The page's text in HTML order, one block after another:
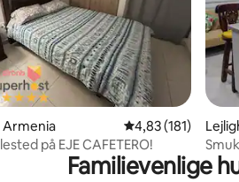
bedømmelse, 263 omtaler
Armenia 4,83 ud af 5 i
4,83 (181)
på EJE CAFETERO!
Familievenlige